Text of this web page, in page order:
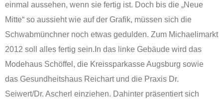
einmal aussehen, wenn sie fertig ist. Doch bis die „Neue
Mitte“ so aussieht wie auf der Grafik, müssen sich die
Schwabmünchner noch etwas gedulden. Zum Michaelimarkt
2012 soll alles fertig sein.In das linke Gebäude wird das
Modehaus Schöffel, die Kreissparkasse Augsburg sowie
das Gesundheitshaus Reichart und die Praxis Dr.
Seiwert/Dr. Ascherl einziehen. Dahinter präsentiert sich